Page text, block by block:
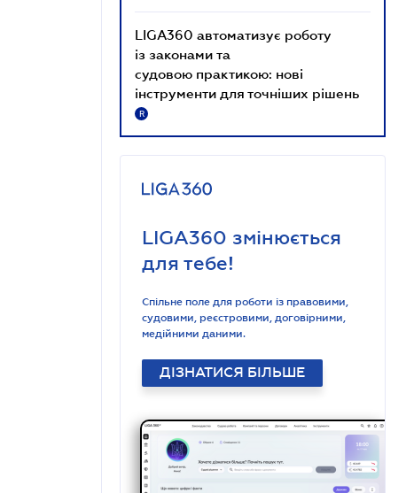
LIGA360 автоматизує роботу
із законами та
судовою практикою: нові
інструменти для точніших рішень
R
LIGA360 змінюється
для тебе!
Спільне поле для роботи із правовими,
судовими, реєстровими, договірними,
медійними даними.
ДІЗНАТИСЯ БІЛЬШЕ